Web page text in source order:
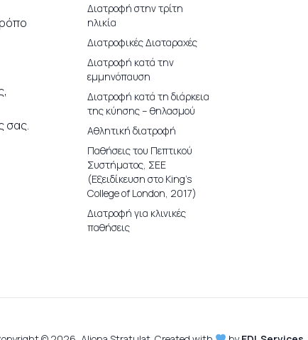
σας.
Διατροφή στην τρίτη
ηλικία
Διατροφικές Διαταραχές
Διατροφή κατά την
εμμηνόπαυση
Διατροφή κατά τη διάρκεια
της κύησης – θηλασμού
Αθλητική διατροφή
Παθήσεις του Πεπτικού
Συστήματος, ΣΕΕ
(Εξειδίκευση στο King’s
College of London, 2017)
Διατροφή για κλινικές
παθήσεις